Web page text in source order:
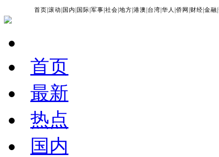
首页 |滚动 国内 国际 |军事 |社会 |地方 |港澳 台湾 |华人 |侨网 财经 |金融 |
首页
最新
热点
国内